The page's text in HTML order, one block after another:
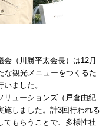
（川勝平太会長）は12月
な観光メニューをつくるた
ました。
リューションズ（戸倉由紀
施しました。計3回行われる
てもらうことで、多様性社